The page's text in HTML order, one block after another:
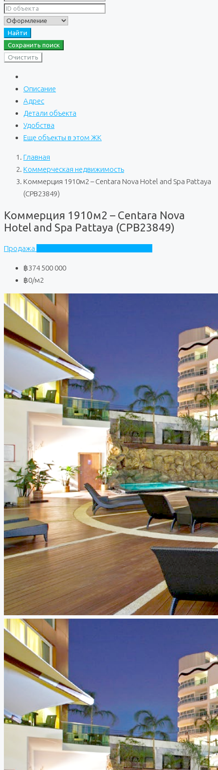
Найти
Сохранить поиск
Очистить
Описание
Адрес
Детали объекта
Удобства
Еще объекты в этом ЖК
Главная
Коммерческая недвижимость
Коммерция 1910м2 – Centara Nova Hotel and Spa Pattaya
(CPB23849)
Коммерция 1910м2 – Centara Nova
Hotel and Spa Pattaya (CPB23849)
Продажа
฿374 500 000
฿0/м2